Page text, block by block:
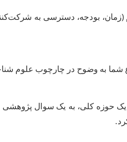
(زمان، بودجه، دسترسی به
شما به وضوح در چارچوب علوم
یک حوزه کلی، به یک سوال پژوهشی